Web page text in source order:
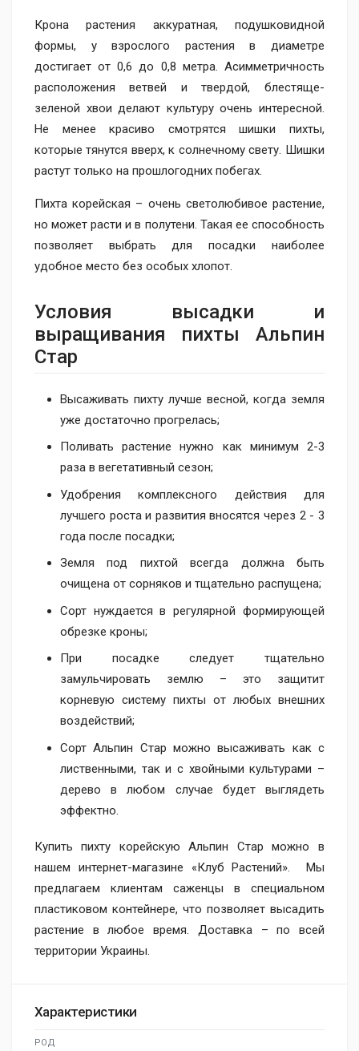
Крона растения аккуратная, подушковидной
формы, у взрослого растения в диаметре
достигает от 0,6 до 0,8 метра. Асимметричность
расположения ветвей и твердой, блестяще-
зеленой хвои делают культуру очень интересной.
Не менее красиво смотрятся шишки пихты,
которые тянутся вверх, к солнечному свету. Шишки
растут только на прошлогодних побегах.
Пихта корейская – очень светолюбивое растение,
но может расти и в полутени. Такая ее способность
позволяет выбрать для посадки наиболее
удобное место без особых хлопот.
Условия высадки и
выращивания пихты Альпин
Стар
Высаживать пихту лучше весной, когда земля
уже достаточно прогрелась;
Поливать растение нужно как минимум 2-3
раза в вегетативный сезон;
Удобрения комплексного действия для
лучшего роста и развития вносятся через 2 - 3
года после посадки;
Земля под пихтой всегда должна быть
очищена от сорняков и тщательно распущена;
Сорт нуждается в регулярной формирующей
обрезке кроны;
При посадке следует тщательно
замульчировать землю – это защитит
корневую систему пихты от любых внешних
воздействий;
Сорт Альпин Стар можно высаживать как с
лиственными, так и с хвойными культурами –
дерево в любом случае будет выглядеть
эффектно.
Купить пихту корейскую Альпин Стар можно в
нашем интернет-магазине «Клуб Растений». Мы
предлагаем клиентам саженцы в специальном
пластиковом контейнере, что позволяет высадить
растение в любое время. Доставка – по всей
территории Украины.
Характеристики
РОД